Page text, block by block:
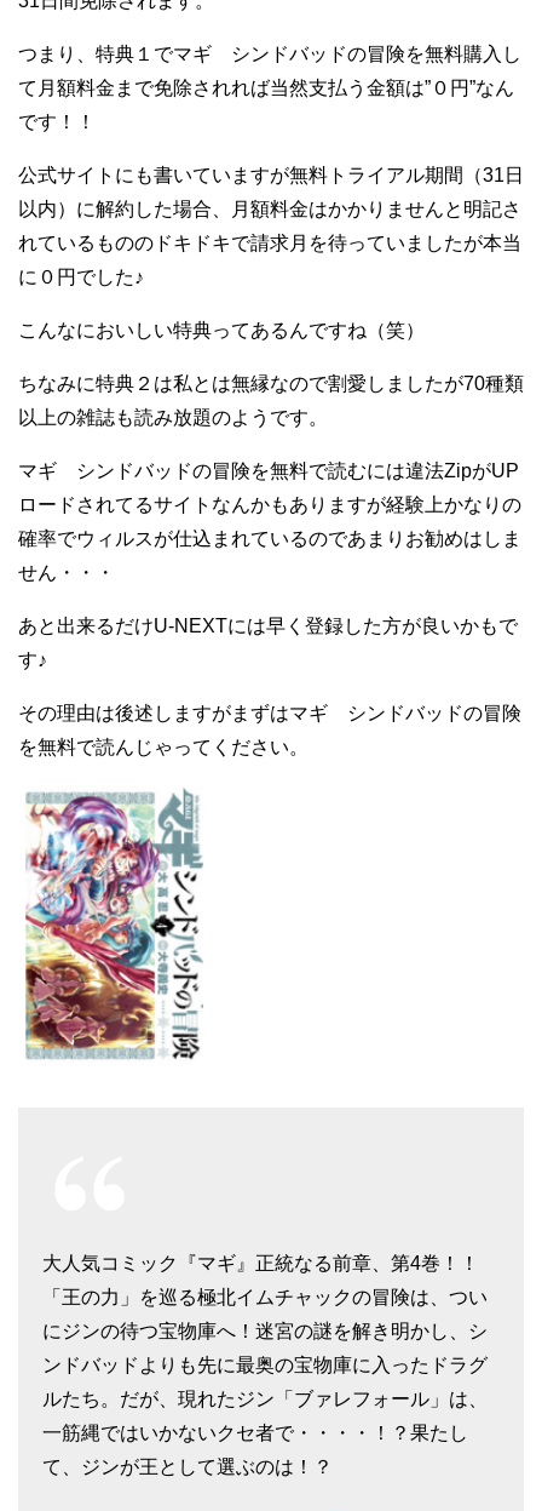
つまり、特典１でマギ シンドバッドの冒険を無料購入し
て月額料金まで免除されれば当然支払う金額は”０円”なん
です！！
公式サイトにも書いていますが無料トライアル期間（31日
以内）に解約した場合、月額料金はかかりませんと明記さ
れているもののドキドキで請求月を待っていましたが本当
に０円でした♪
こんなにおいしい特典ってあるんですね（笑）
ちなみに特典２は私とは無縁なので割愛しましたが70種類
以上の雑誌も読み放題のようです。
マギ シンドバッドの冒険を無料で読むには違法ZipがUP
ロードされてるサイトなんかもありますが経験上かなりの
確率でウィルスが仕込まれているのであまりお勧めはしま
せん・・・
あと出来るだけU-NEXTには早く登録した方が良いかもで
す♪
その理由は後述しますがまずはマギ シンドバッドの冒険
を無料で読んじゃってください。
大人気コミック『マギ』正統なる前章、第4巻！！
「王の力」を巡る極北イムチャックの冒険は、つい
にジンの待つ宝物庫へ！迷宮の謎を解き明かし、シ
ンドバッドよりも先に最奥の宝物庫に入ったドラグ
ルたち。だが、現れたジン「ブァレフォール」は、
一筋縄ではいかないクセ者で・・・・！？果たし
て、ジンが王として選ぶのは！？